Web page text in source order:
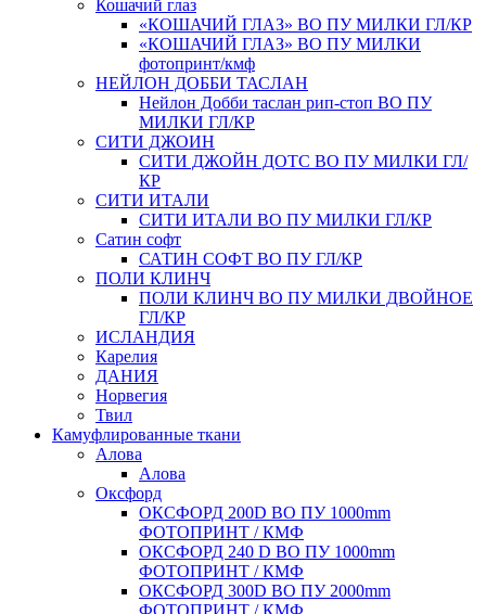
Кошачий глаз
«КОШАЧИЙ ГЛАЗ» ВО ПУ МИЛКИ ГЛ/КР
«КОШАЧИЙ ГЛАЗ» ВО ПУ МИЛКИ
фотопринт/кмф
НЕЙЛОН ДОББИ ТАСЛАН
Нейлон Добби таслан рип-стоп ВО ПУ
МИЛКИ ГЛ/КР
СИТИ ДЖОИН
СИТИ ДЖОЙН ДОТС ВО ПУ МИЛКИ ГЛ/
КР
СИТИ ИТАЛИ
СИТИ ИТАЛИ ВО ПУ МИЛКИ ГЛ/КР
Сатин софт
САТИН СОФТ ВО ПУ ГЛ/КР
ПОЛИ КЛИНЧ
ПОЛИ КЛИНЧ ВО ПУ МИЛКИ ДВОЙНОЕ
ГЛ/КР
ИСЛАНДИЯ
Карелия
ДАНИЯ
Норвегия
Твил
Камуфлированные ткани
Алова
Алова
Оксфорд
ОКСФОРД 200D ВО ПУ 1000mm
ФОТОПРИНТ / КМФ
ОКСФОРД 240 D ВО ПУ 1000mm
ФОТОПРИНТ / КМФ
ОКСФОРД 300D ВО ПУ 2000mm
ФОТОПРИНТ / КМФ